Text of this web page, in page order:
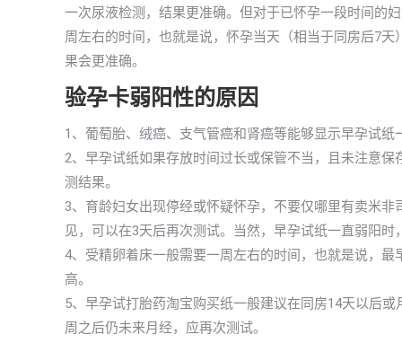
一次尿液检测，结果更准确。但对于已怀孕一段时间的
周左右的时间，也就是说，怀孕当天（相当于同房后7
果会更准确。
验孕卡弱阳性的原因
1、葡萄胎、绒癌、支气管癌和肾癌等能够显示早孕试纸
2、早孕试纸如果存放时间过长或保管不当，且未注意
测结果。
3、育龄妇女出现停经或怀疑怀孕，不要仅哪里有卖米
见，可以在3天后再次测试。当然，早孕试纸一直弱阳
4、受精卵着床一般需要一周左右的时间，也就是说，
高。
5、早孕试打胎药淘宝购买纸一般建议在同房14天以后
周之后仍未来月经，应再次测试。